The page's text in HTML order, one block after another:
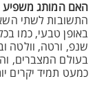
האם המותג משפיע
התשובות לשתי
באופן טבעי, כמו
שנפ, ורטה, וולטה
בעולם המצברים,
כמעט תמיד יקרים